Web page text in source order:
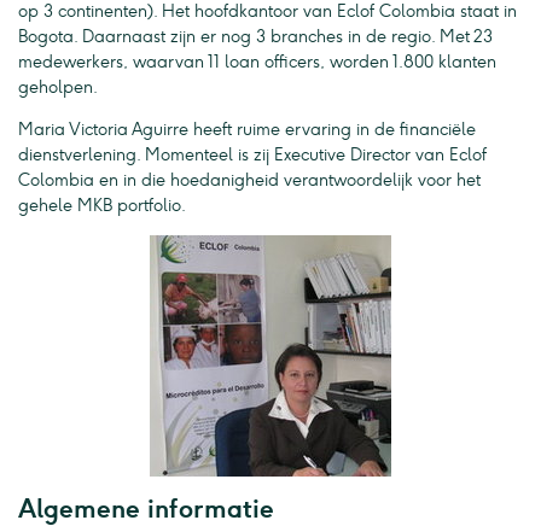
op 3 continenten). Het hoofdkantoor van Eclof Colombia staat in
Bogota. Daarnaast zijn er nog 3 branches in de regio. Met 23
medewerkers, waarvan 11 loan officers, worden 1.800 klanten
geholpen.
Maria Victoria Aguirre heeft ruime ervaring in de financiële
dienstverlening. Momenteel is zij Executive Director van Eclof
Colombia en in die hoedanigheid verantwoordelijk voor het
gehele MKB portfolio.
Algemene informatie